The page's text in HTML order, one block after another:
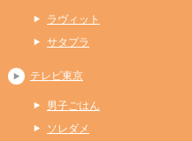
ラヴィット
サタプラ
テレビ東京
男子ごはん
ソレダメ